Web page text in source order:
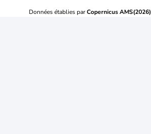
Données établies parCopernicus AMS(2026)